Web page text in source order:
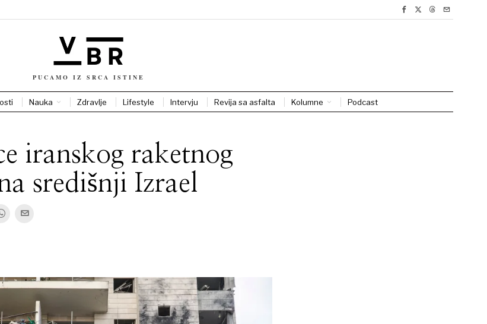
PUCAMO IZ SRCA ISTINE
Nauka Zdravlje Lifestyle Intervju Revija sa asfalta Kolumne Podcast
iranskog raketnog
središnji Izrael